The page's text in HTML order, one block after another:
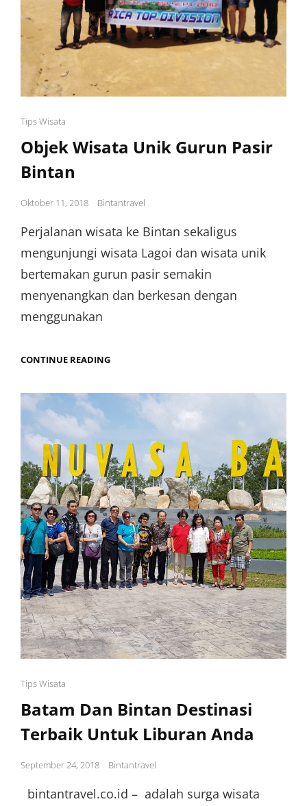
Cat
Links
Tips Wisata
Objek Wisata Unik Gurun Pasir
Bintan
Posted
Oktober 11, 2018 Bintantravel
Perjalanan wisata ke Bintan sekaligus
mengunjungi wisata Lagoi dan wisata unik
bertemakan gurun pasir semakin
menyenangkan dan berkesan dengan
menggunakan
CONTINUE READINGOBJEK
GURUN
BINTAN
Cat
Tips Wisata
Batam Dan Bintan Destinasi
Terbaik Untuk Liburan Anda
Posted
September 24, 2018 Bintantravel
bintantravel.co.id – adalah surga wisata